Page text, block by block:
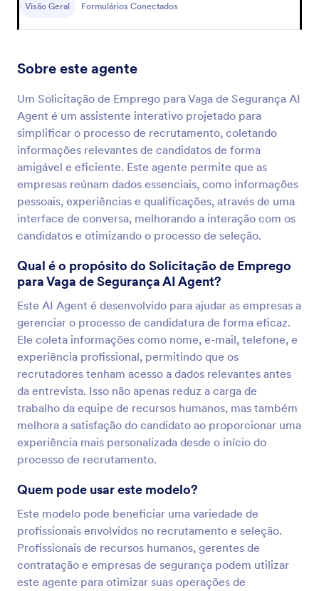
Visão Geral Formulários Conectados
Sobre este agente
Um Solicitação de Emprego para Vaga de Segurança AI
Agent é um assistente interativo projetado para
simplificar o processo de recrutamento, coletando
informações relevantes de candidatos de forma
amigável e eficiente. Este agente permite que as
empresas reúnam dados essenciais, como informações
pessoais, experiências e qualificações, através de uma
interface de conversa, melhorando a interação com os
candidatos e otimizando o processo de seleção.
Qual é o propósito do Solicitação de Emprego
para Vaga de Segurança AI Agent?
Este AI Agent é desenvolvido para ajudar as empresas a
gerenciar o processo de candidatura de forma eficaz.
Ele coleta informações como nome, e-mail, telefone, e
experiência profissional, permitindo que os
recrutadores tenham acesso a dados relevantes antes
da entrevista. Isso não apenas reduz a carga de
trabalho da equipe de recursos humanos, mas também
melhora a satisfação do candidato ao proporcionar uma
experiência mais personalizada desde o início do
processo de recrutamento.
Quem pode usar este modelo?
Este modelo pode beneficiar uma variedade de
profissionais envolvidos no recrutamento e seleção.
Profissionais de recursos humanos, gerentes de
contratação e empresas de segurança podem utilizar
este agente para otimizar suas operações de